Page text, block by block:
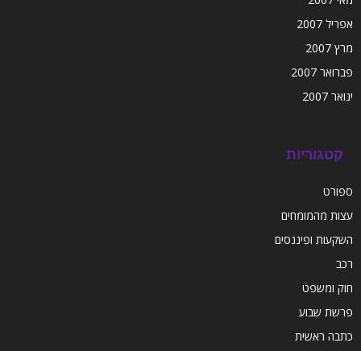
אפריל 2007
מרץ 2007
פברואר 2007
ינואר 2007
קטגוריות
ספורט
עצות מהמומחים
השקעות ופיננסים
רכב
חוק ומשפט
פרשת שבוע
כתבה ראשית